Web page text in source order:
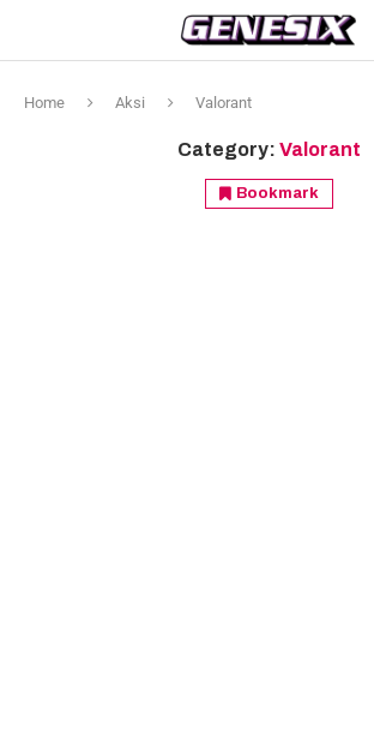
Home Aksi Valorant
Category: Valorant
Bookmark